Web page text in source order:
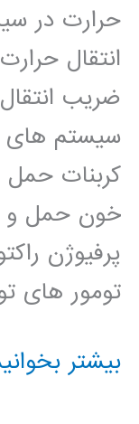
حرارت در
انتقال
ضریب
سیستم های
کربنات
خون حمل و
پرفیوژن
تومور های
سیستم
بیشتر